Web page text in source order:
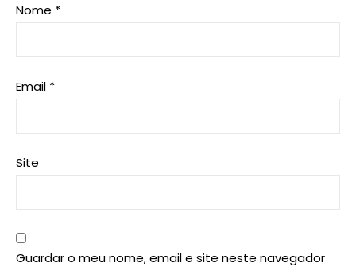
Nome *
Email *
Site
Guardar o meu nome, email e site neste navegador